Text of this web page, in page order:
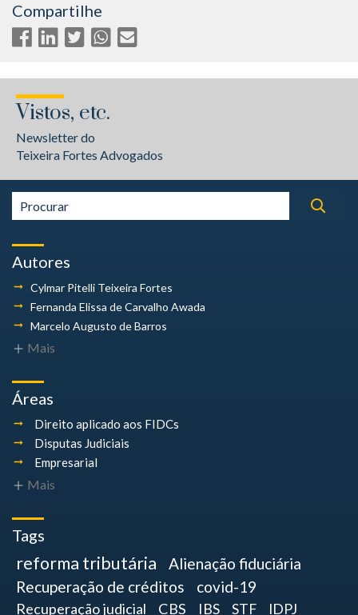
Compartilhe
Vistos, etc.
Newsletter do
Teixeira Fortes Advogados
Autores
Cylmar Pitelli Teixeira Fortes
Fernanda Elissa de Carvalho Awada
Marcelo Augusto de Barros
Mais
Áreas
Direito aplicado aos FIDCs
Disputas Judiciais
Empresarial
Mais
Tags
reforma tributária
Alienação fiduciária
Recuperação de créditos
covid-19
Recuperação judicial CBS IBS STF
IDPJ